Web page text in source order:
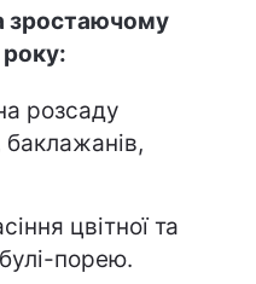
зростаючому
року:
розсаду
баклажанів,
цвітної та
порею.